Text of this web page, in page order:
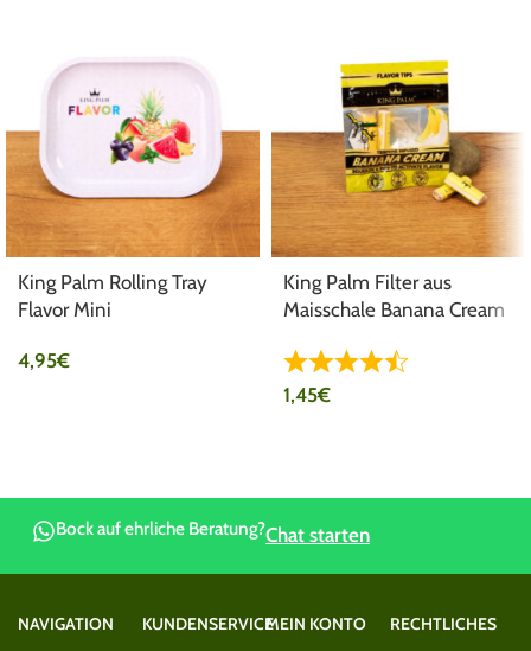
King Palm Rolling Tray
Flavor Mini
4,95€
King Palm Filter aus
Maisschale Banana Cream
1,45€
Bock auf ehrliche Beratung?Chat starten
NAVIGATION
KUNDENSERVICEMEIN KONTO
RECHTLICHES